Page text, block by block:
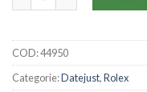
COD:44950
Categorie:Datejust,Rolex